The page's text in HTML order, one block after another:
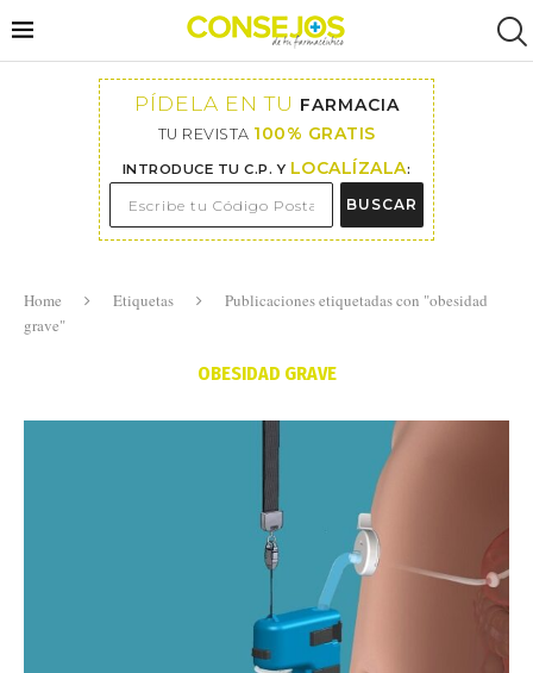
PÍDELA EN TU FARMACIA
TU REVISTA 100% GRATIS
INTRODUCE TU C.P. Y LOCALÍZALA:
BUSCAR
Home Etiquetas
Publicaciones etiquetadas con "obesidad
grave"
OBESIDAD GRAVE